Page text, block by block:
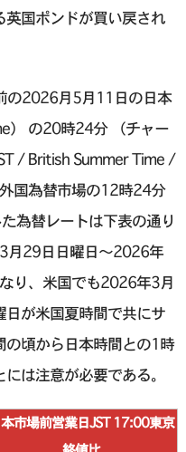
国ポンドが買い戻され
の2026月5月11日の日本
） の20時24分 （チャー
/ British Summer Time /
国為替市場の12時24分
為替レートは下表の通り
月29日日曜日〜2026年
り、米国でも2026年3月
が米国夏時間で共にサ
の頃から日本時間との1時
は注意が必要である。
本市場前営業日JST 17:00東京